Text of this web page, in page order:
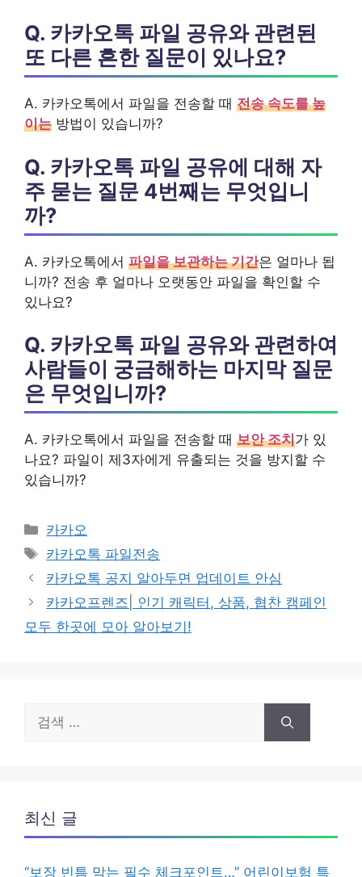
Q. 카카오톡 파일 공유와 관련된
또 다른 흔한 질문이 있나요?
A. 카카오톡에서 파일을 전송할 때 전송 속도를 높
이는 방법이 있습니까?
Q. 카카오톡 파일 공유에 대해 자
주 묻는 질문 4번째는 무엇입니
까?
A. 카카오톡에서 파일을 보관하는 기간은 얼마나 됩
니까? 전송 후 얼마나 오랫동안 파일을 확인할 수
있나요?
Q. 카카오톡 파일 공유와 관련하여
사람들이 궁금해하는 마지막 질문
은 무엇입니까?
A. 카카오톡에서 파일을 전송할 때 보안 조치가 있
나요? 파일이 제3자에게 유출되는 것을 방지할 수
있습니까?
카
테
리
카카오
태
그
카카오톡 파일전송
카카오톡 공지 알아두면 업데이트 안심
카카오프렌즈| 인기 캐릭터, 상품, 협찬 캠페인
모두 한곳에 모아 알아보기!
색:
최신 글
“보장 빈틈 막는 필수 체크포인트…” 어린이보험 특